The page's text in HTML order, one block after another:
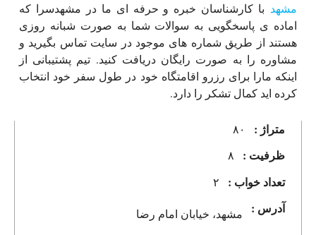
مشهد با کارشناسان خبره و حرفه ای ما در مشهدسرا که
اماده ی پاسخگویی به سوالات شما به صورت شبانه روزی
هستند از طریق شماره های موجود در سایت تماس بگیرید و
مشاوره را به صورت رایگان دریافت کنید. تیم پشتیبانی از
اینکه مارا برای رزرو اقامتگاه خود در طول سفر خود انتخاب
کرده اید کمال تشکر را دارد.
متراژ : ۸۰
ظرفیت : ۸
تعداد خواب : ۲
آدرس : مشهد، خیابان امام رضا